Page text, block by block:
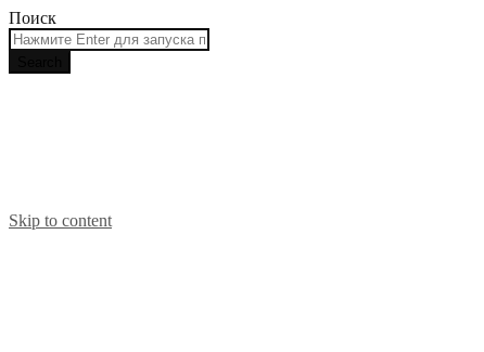
Поиск
Skip to content